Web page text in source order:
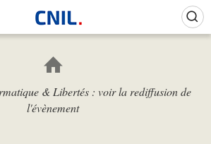
c
i
& Libertés : voir la rediffusion de
l'évènement
sur les cookies (témoins de connexion)